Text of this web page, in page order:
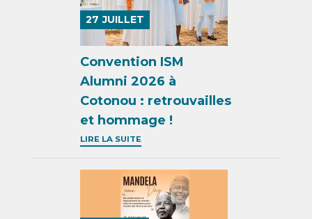
27 JUILLET
Convention ISM
Alumni 2026 à
Cotonou : retrouvailles
et hommage !
LIRE LA SUITE